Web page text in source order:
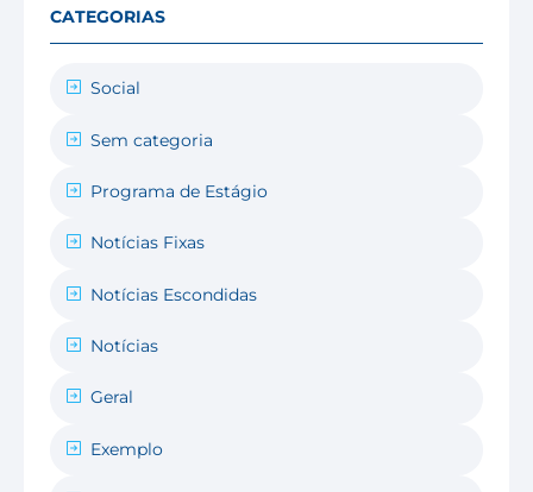
CATEGORIAS
Social
Sem categoria
Programa de Estágio
Notícias Fixas
Notícias Escondidas
Notícias
Geral
Exemplo